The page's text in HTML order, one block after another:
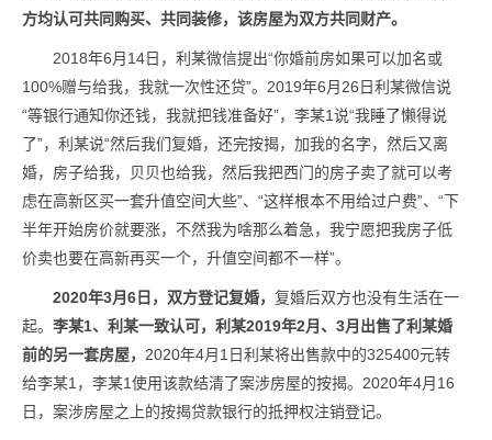
方均认可共同购买、共同装修，该房屋为双方共同财产。
2018年6月14日，利某微信提出“你婚前房如果可以加名或
100%赠与给我，我就一次性还贷”。2019年6月26日利某微信说
“等银行通知你还钱，我就把钱准备好”，李某1说“我睡了懒得说
了”，利某说“然后我们复婚，还完按揭，加我的名字，然后又离
婚，房子给我，贝贝也给我，然后我把西门的房子卖了就可以考
虑在高新区买一套升值空间大些”、“这样根本不用给过户费”、“下
半年开始房价就要涨，不然我为啥那么着急，我宁愿把我房子低
价卖也要在高新再买一个，升值空间都不一样”。
2020年3月6日，双方登记复婚， 复婚后双方也没有生活在一
起。 李某1、利某一致认可，利某2019年2月、3月出售了利某婚
前的另一套房屋， 2020年4月1日利某将出售款中的325400元转
给李某1，李某1使用该款结清了案涉房屋的按揭。2020年4月16
日，案涉房屋之上的按揭贷款银行的抵押权注销登记。